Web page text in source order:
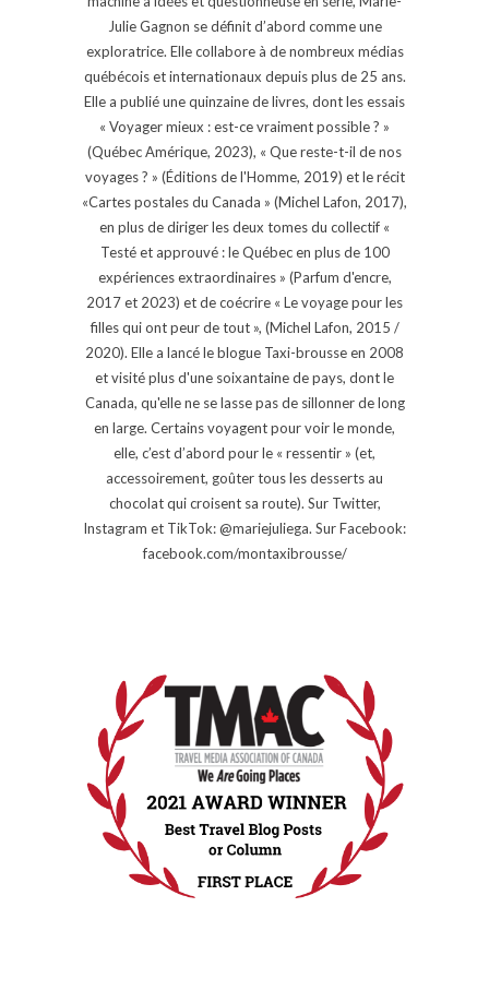
Julie Gagnon se définit d’abord comme une
exploratrice. Elle collabore à de nombreux médias
québécois et internationaux depuis plus de 25 ans.
Elle a publié une quinzaine de livres, dont les essais
« Voyager mieux : est-ce vraiment possible ? »
(Québec Amérique, 2023), « Que reste-t-il de nos
voyages ? » (Éditions de l'Homme, 2019) et le récit
«Cartes postales du Canada » (Michel Lafon, 2017),
en plus de diriger les deux tomes du collectif «
Testé et approuvé : le Québec en plus de 100
expériences extraordinaires » (Parfum d'encre,
2017 et 2023) et de coécrire « Le voyage pour les
filles qui ont peur de tout », (Michel Lafon, 2015 /
2020). Elle a lancé le blogue Taxi-brousse en 2008
et visité plus d'une soixantaine de pays, dont le
Canada, qu'elle ne se lasse pas de sillonner de long
en large. Certains voyagent pour voir le monde,
elle, c’est d’abord pour le « ressentir » (et,
accessoirement, goûter tous les desserts au
chocolat qui croisent sa route). Sur Twitter,
Instagram et TikTok: @mariejuliega. Sur Facebook:
facebook.com/montaxibrousse/